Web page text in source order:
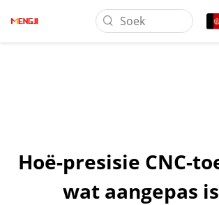
Toepassing
Hoë-presisie CNC-
wat aangepas